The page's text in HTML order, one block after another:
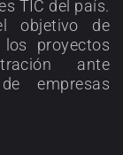
TIC del país.
objetivo de
proyectos
ante
empresas